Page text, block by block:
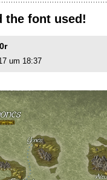
the font used!
um 18:37